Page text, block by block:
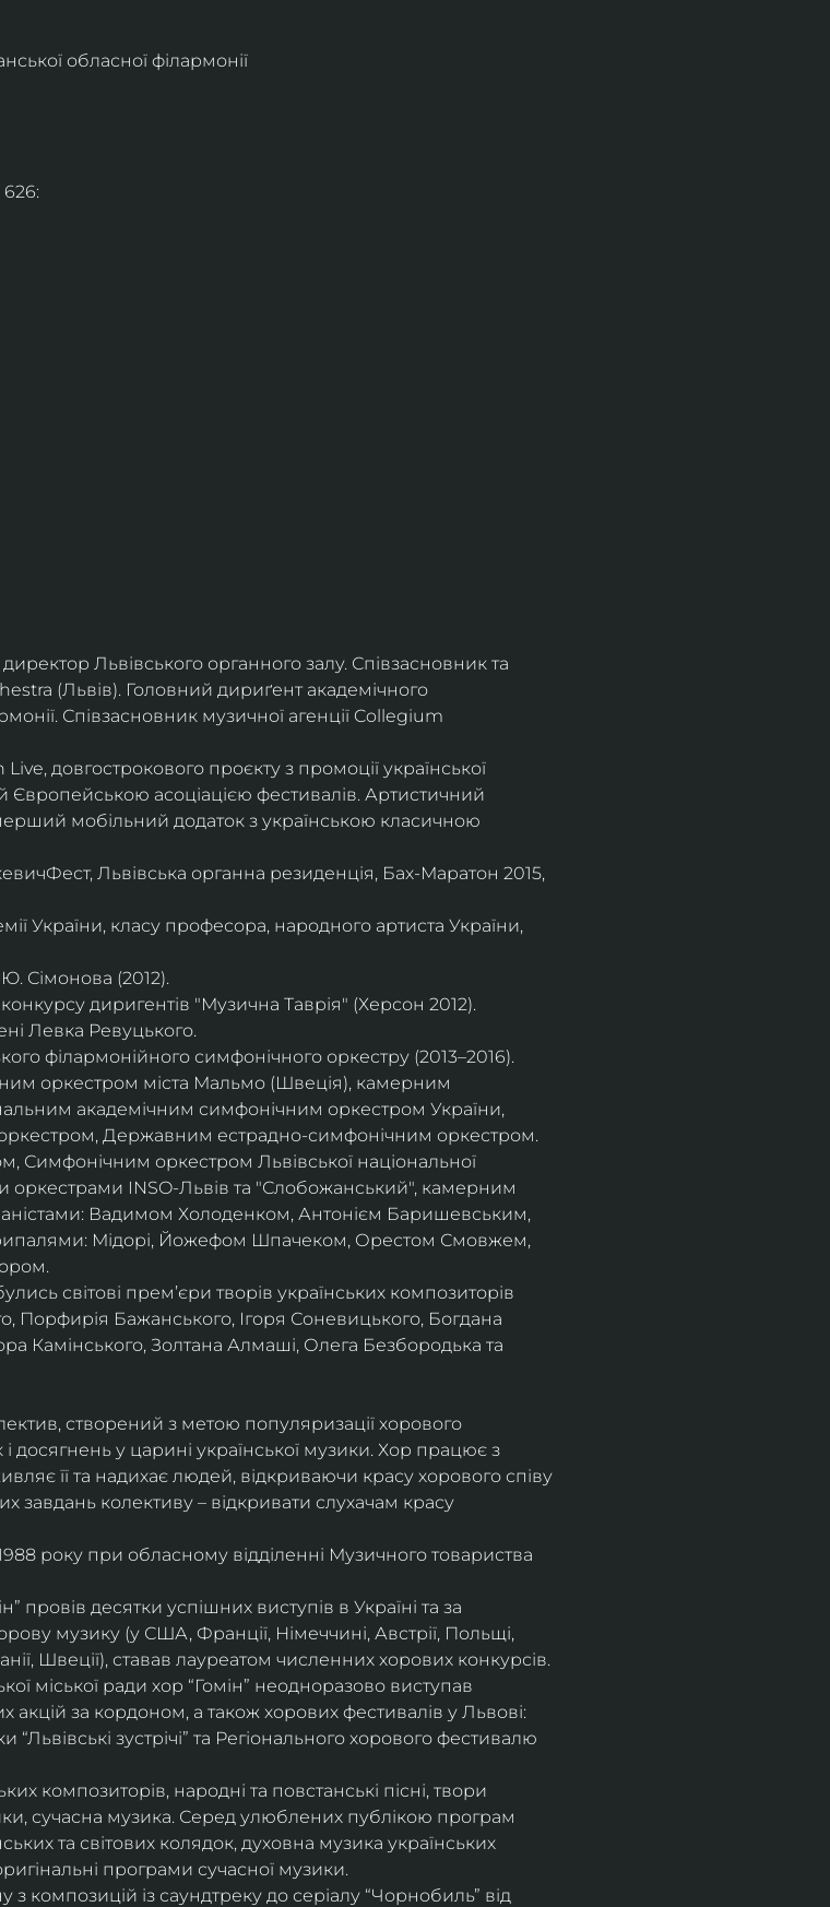
обласної філармонії
Львівського органного залу. Співзасновник та
(Львів). Головний дириґент академічного
Співзасновник музичної агенції Collegium
довгострокового проєкту з промоції української
Європейською асоціацією фестивалів. Артистичний
мобільний додаток з українською класичною
Львівська органна резиденція, Бах-Маратон 2015,
України, класу професора, народного артиста України,
Сімонова (2012).
диригентів "Музична Таврія" (Херсон 2012).
Левка Ревуцького.
філармонійного симфонічного оркестру (2013–2016).
оркестром міста Мальмо (Швеція), камерним
академічним симфонічним оркестром України,
Державним естрадно-симфонічним оркестром.
Симфонічним оркестром Львівської національної
INSO-Львів та "Слобожанський", камерним
Вадимом Холоденком, Антонієм Баришевським,
Мідорі, Йожефом Шпачеком, Орестом Смовжем,
світові прем’єри творів українських композиторів
Порфирія Бажанського, Ігоря Соневицького, Богдана
Камінського, Золтана Алмаші, Олега Безбородька та
створений з метою популяризації хорового
досягнень у царині української музики. Хор працює з
її та надихає людей, відкриваючи красу хорового співу
завдань колективу – відкривати слухачам красу
року при обласному відділенні Музичного товариства
провів десятки успішних виступів в Україні та за
музику (у США, Франції, Німеччині, Австрії, Польщі,
Швеції), ставав лауреатом численних хорових конкурсів.
міської ради хор “Гомін” неодноразово виступав
акцій за кордоном, а також хорових фестивалів у Львові:
зустрічі” та Регіонального хорового фестивалю
композиторів, народні та повстанські пісні, твори
сучасна музика. Серед улюблених публікою програм
та світових колядок, духовна музика українських
програми сучасної музики.
композицій із саундтреку до серіалу “Чорнобиль” від